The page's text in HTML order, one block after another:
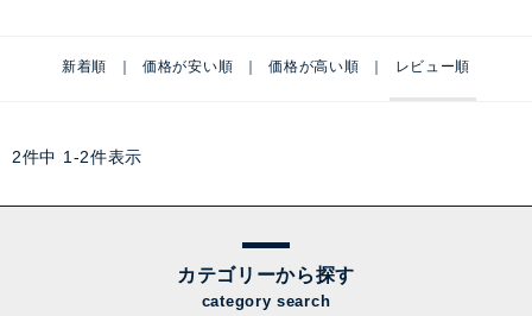
新着順 価格が安い順 価格が高い順 レビュー順
2件中 1 -2件表示
カテゴリーから探す
category search